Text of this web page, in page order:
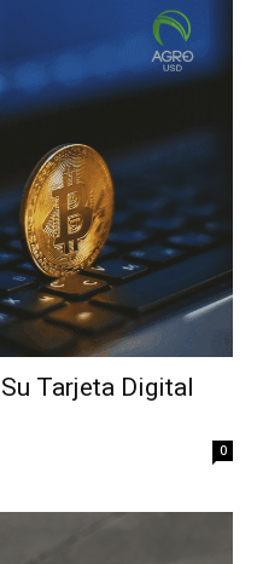
Tarjeta Digital
0